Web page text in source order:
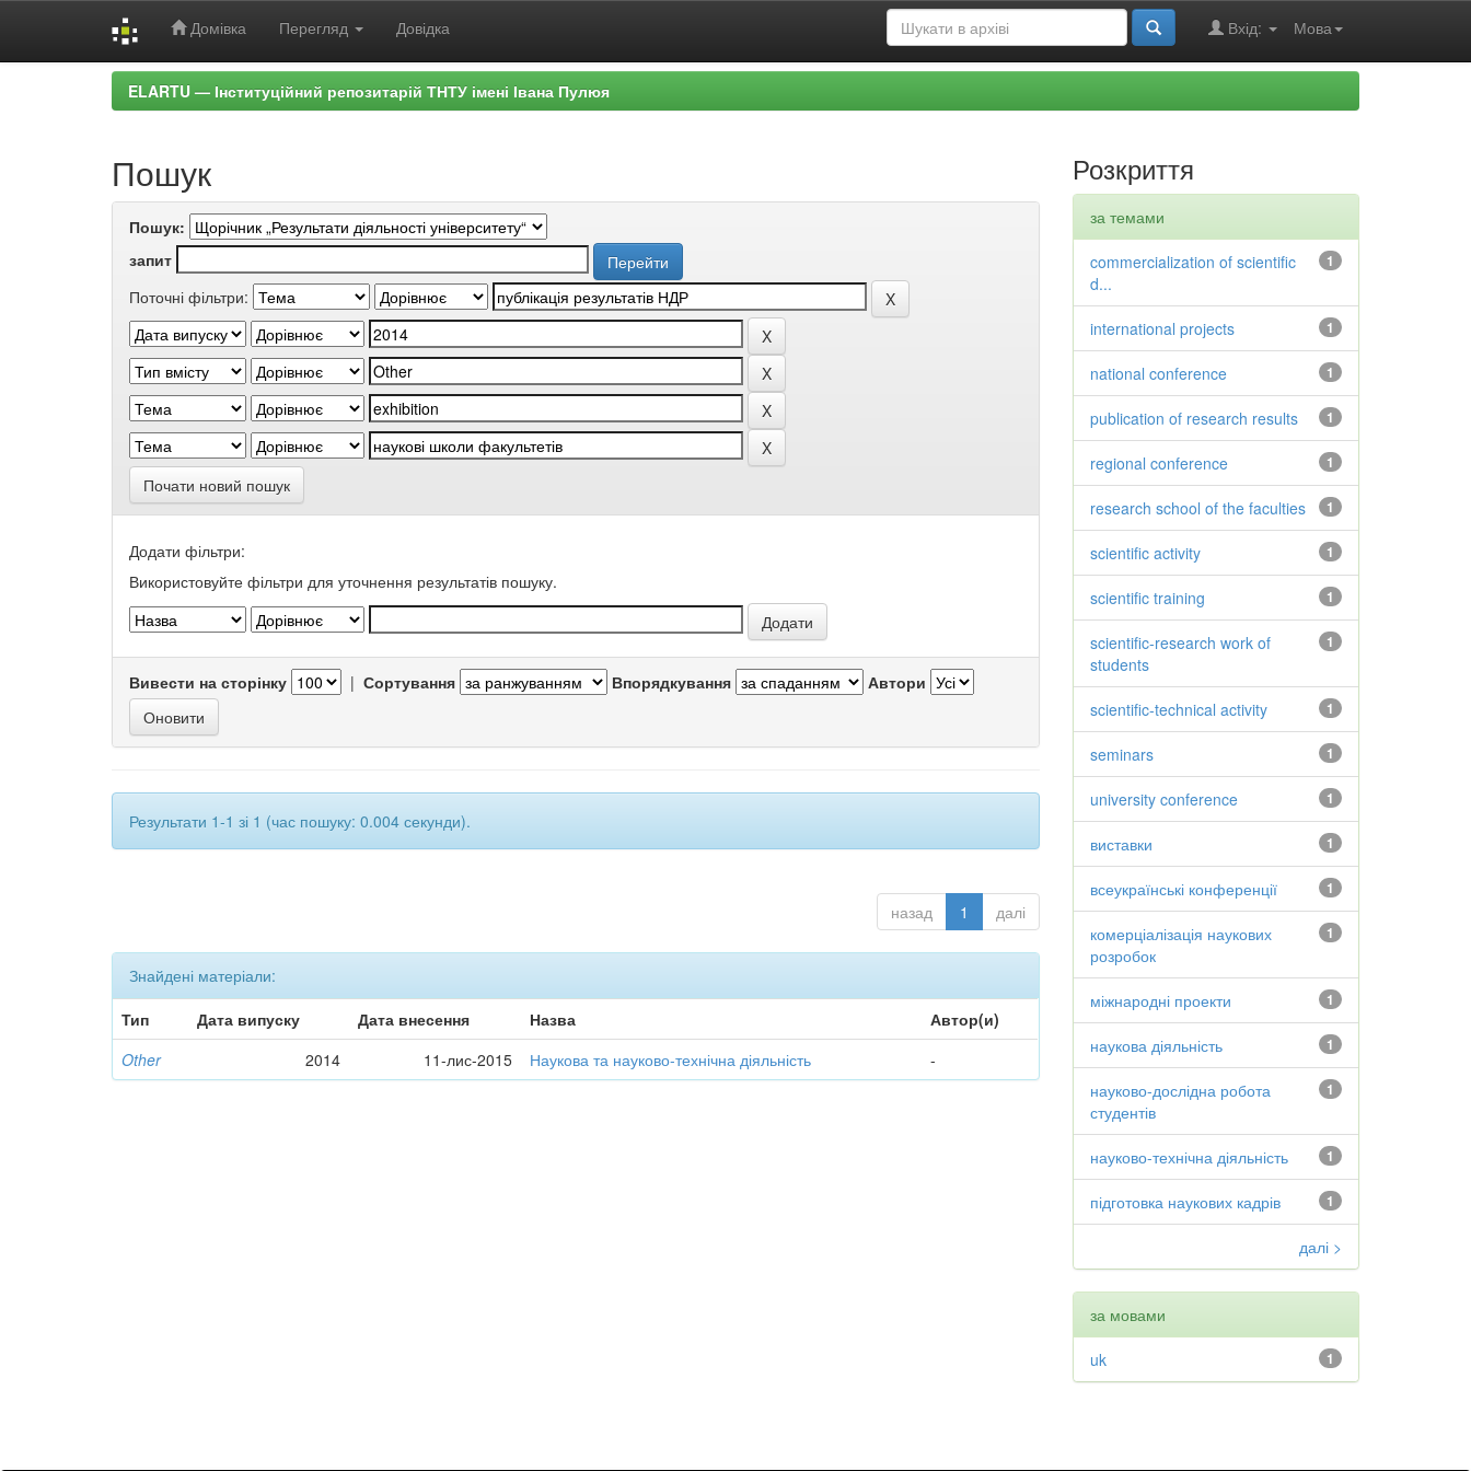
Домівка Перегляд Довідка Мова
Вхід:
ELARTU — Інституційний репозитарій ТНТУ імені Івана Пулюя
Пошук
Пошук:
запит
Поточні фільтри:
Почати новий пошук
Додати фільтри:
Використовуйте фільтри для уточнення результатів пошуку.
Вивести на сторінку | Сортування Впорядкування Автори
Результати 1-1 зі 1 (час пошуку: 0.004 секунди).
назад 1 далі
Знайдені матеріали:
Тип
Дата випуску Дата внесення Назва
Автор(и)
Other
2014 11-лис-2015 Наукова та науково-технічна діяльність -
Розкриття
за темами
1
commercialization of scientific
d...
1
international projects
1
national conference
1
publication of research results
1
regional conference
1
research school of the faculties
1
scientific activity
1
scientific training
1
scientific-research work of
students
1
scientific-technical activity
1
seminars
1
university conference
1
виставки
1
всеукраїнські конференції
1
комерціалізація наукових
розробок
1
міжнародні проекти
1
наукова діяльність
1
науково-дослідна робота
студентів
1
науково-технічна діяльність
1
підготовка наукових кадрів
далі >
за мовами
1
uk